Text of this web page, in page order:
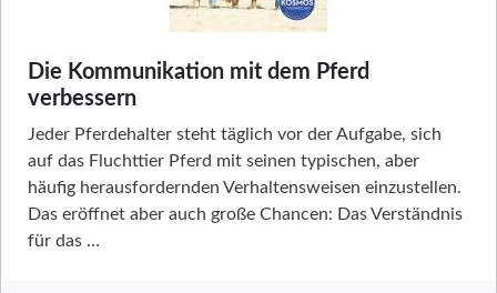
Die Kommunikation mit dem Pferd
verbessern
Jeder Pferdehalter steht täglich vor der Aufgabe, sich
auf das Fluchttier Pferd mit seinen typischen, aber
häufig herausfordernden Verhaltensweisen einzustellen.
Das eröffnet aber auch große Chancen: Das Verständnis
für das …